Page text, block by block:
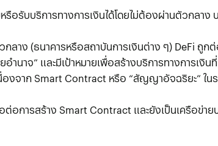
อรับบริการทางการเงินได้โดยไม่ต้องผ่านตัวกลาง
ลาง (ธนาคารหรือสถาบันการเงินต่าง ๆ) DeFi ถูก
นาจ” และมีเป้าหมายเพื่อสร้างบริการทางการเงิน
งจาก Smart Contract หรือ “สัญญาอัจฉริยะ” ในร
อการสร้าง Smart Contract และยังเป็นเครือข่าย